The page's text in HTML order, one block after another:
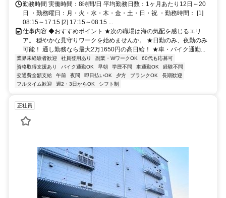
勤務時間 実働時間：8時間/日 平均勤務日数：1ヶ月あたり12日～20
日 ・勤務曜日：月・火・水・木・金・土・日・祝 ・勤務時間： [1]
08:15～17:15 [2] 17:15～08:15 ...
仕事内容 ◆おすすめポイント ★次の職場は海の気配を感じるエリ
ア。 穏やかな見守りワークを始めませんか。 ★日勤のみ、夜勤のみ
可能！ 通し勤務なら最大2万1650円の高日給！ ★車・バイク通勤...
業界未経験者歓迎 社員登用あり 副業・WワークOK
60代も応募可
資格取得支援あり
バイク通勤OK 早朝 学歴不問 車通勤OK
経験不問
交通費全額支給
午前 夜間 即日払いOK 夕方 ブランクOK
長期歓迎
フルタイム歓迎
週2・3日からOK シフト制
正社員